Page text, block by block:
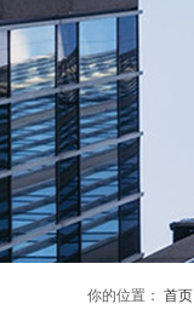
你的位置： 首页